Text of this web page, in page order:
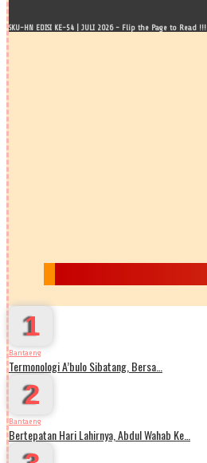
SKU-HN EDISI KE-54 | JULI 2026 - Flip the Page to Read !!!
1
Bantaeng
Termonologi A’bulo Sibatang, Bersa…
2
Bantaeng
Bertepatan Hari Lahirnya, Abdul Wahab Ke…